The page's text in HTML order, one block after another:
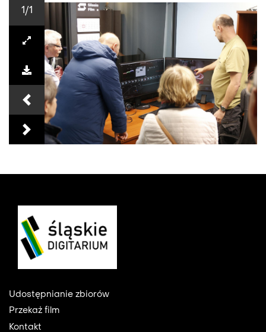
Previous
Next
1 /1
Footer
Udostępnianie zbiorów
Przekaż film
Kontakt